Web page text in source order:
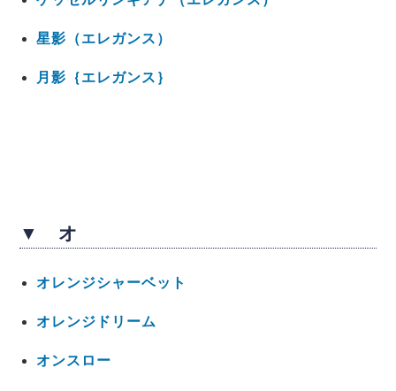
星影（エレガンス）
月影｛エレガンス｝
▼ オ
オレンジシャーベット
オレンジドリーム
オンスロー